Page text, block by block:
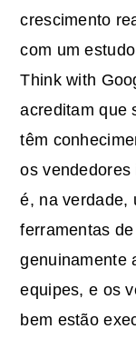
crescimento
com um
Think with
acreditam que
têm
os
é, na verdade,
ferramentas
genuinamente
equipes, e os
bem estão